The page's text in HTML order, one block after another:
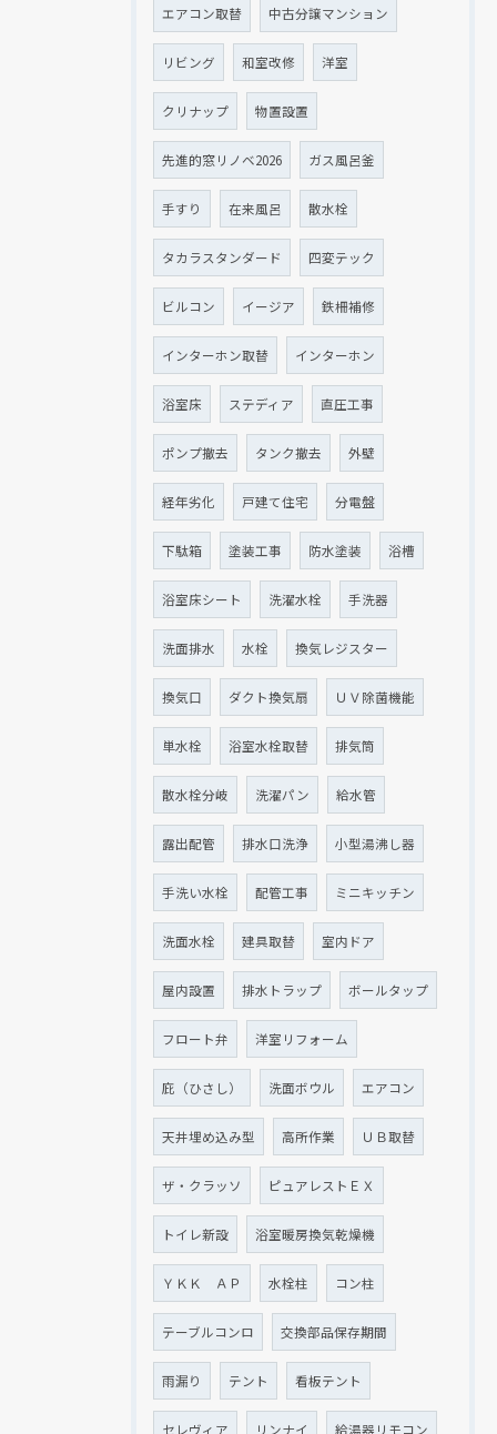
エアコン取替 中古分譲マンション
リビング 和室改修 洋室
クリナップ 物置設置
先進的窓リノベ2026 ガス風呂釜
手すり 在来風呂 散水栓
タカラスタンダード 四変テック
ビルコン イージア 鉄柵補修
インターホン取替 インターホン
浴室床 ステディア 直圧工事
ポンプ撤去 タンク撤去 外壁
経年劣化 戸建て住宅 分電盤
下駄箱 塗装工事 防水塗装 浴槽
浴室床シート 洗濯水栓 手洗器
洗面排水 水栓 換気レジスター
換気口 ダクト換気扇 ＵＶ除菌機能
単水栓 浴室水栓取替 排気筒
散水栓分岐 洗濯パン 給水管
露出配管 排水口洗浄 小型湯沸し器
手洗い水栓 配管工事 ミニキッチン
洗面水栓 建具取替 室内ドア
屋内設置 排水トラップ ボールタップ
フロート弁 洋室リフォーム
庇（ひさし） 洗面ボウル エアコン
天井埋め込み型 高所作業 ＵＢ取替
ザ・クラッソ ピュアレストＥＸ
トイレ新設 浴室暖房換気乾燥機
ＹＫＫ ＡＰ 水栓柱 コン柱
テーブルコンロ 交換部品保存期間
雨漏り テント 看板テント
セレヴィア リンナイ 給湯器リモコン